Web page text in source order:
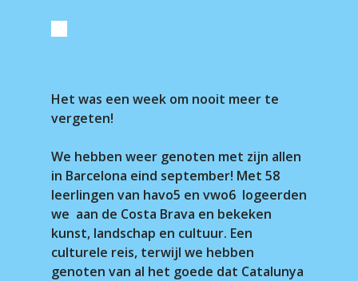
Het was een week om nooit meer te
vergeten!
We hebben weer genoten met zijn allen
in Barcelona eind september! Met 58
leerlingen van havo5 en vwo6 logeerden
we aan de Costa Brava en bekeken
kunst, landschap en cultuur. Een
culturele reis, terwijl we hebben
genoten van al het goede dat Catalunya